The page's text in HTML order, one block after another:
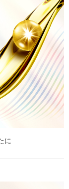
に